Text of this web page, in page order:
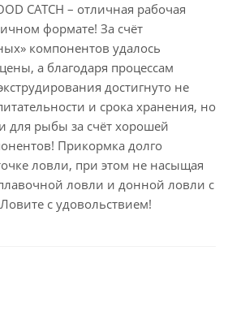
CATCH – отличная рабочая
формате! За счёт
компонентов удалось
а благодаря процессам
достигнуто не
и срока хранения, но
для рыбы за счёт хорошей
Прикормка долго
ловли, при этом не насыщая
ловли и донной ловли с
с удовольствием!